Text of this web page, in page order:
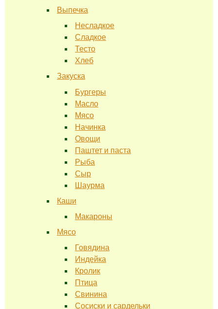
Выпечка
Несладкое
Сладкое
Тесто
Хлеб
Закуска
Бургеры
Масло
Мясо
Начинка
Овощи
Паштет и паста
Рыба
Сыр
Шаурма
Каши
Макароны
Мясо
Говядина
Индейка
Кролик
Птица
Свинина
Сосиски и сардельки